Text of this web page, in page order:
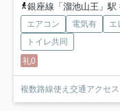
銀座線「溜池山王」駅
エアコン 電気有 エ
トイレ共同
礼0
複数路線使え交通アクセス